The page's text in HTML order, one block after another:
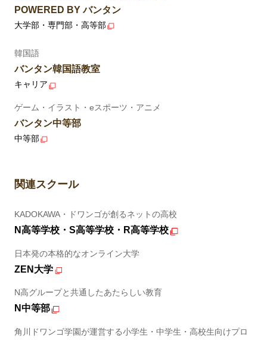
POWERED BY バンタン
大学部・専門部・高等部
韓国語
バンタン韓国語教室
キャリア
ゲーム・イラスト・eスポーツ・アニメ
バンタン中等部
中等部
関連スクール
KADOKAWA・ドワンゴが創るネットの高校
N高等学校・S高等学校・R高等学校
日本発の本格的なオンライン大学
ZEN大学
N高グループと共通したあたらしい教育
N中等部
角川ドワンゴ学園が運営する小学生・中学生・高校生向けプロ